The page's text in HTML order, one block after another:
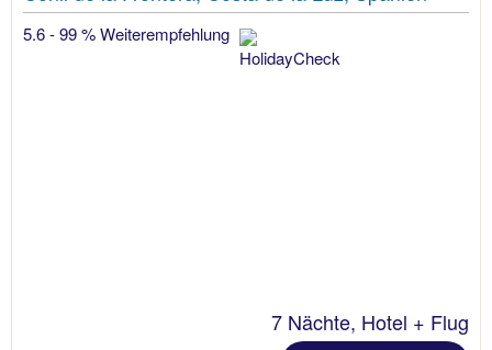
5.6 - 99 % Weiterempfehlung
7 Nächte, Hotel + Flug